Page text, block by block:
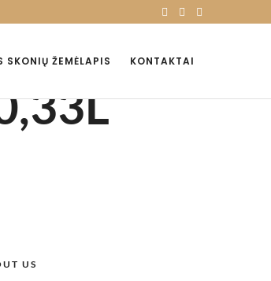
SKONIŲ ŽEMĖLAPIS KONTAKTAI
US